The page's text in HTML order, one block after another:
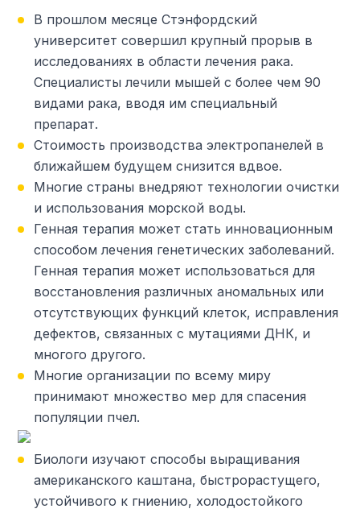
В прошлом месяце Стэнфордский
университет совершил крупный прорыв в
исследованиях в области лечения рака.
Специалисты лечили мышей с более чем 90
видами рака, вводя им специальный
препарат.
Стоимость производства электропанелей в
ближайшем будущем снизится вдвое.
Многие страны внедряют технологии очистки
и использования морской воды.
Генная терапия может стать инновационным
способом лечения генетических заболеваний.
Генная терапия может использоваться для
восстановления различных аномальных или
отсутствующих функций клеток, исправления
дефектов, связанных с мутациями ДНК, и
многого другого.
Многие организации по всему миру
принимают множество мер для спасения
популяции пчел.
Биологи изучают способы выращивания
американского каштана, быстрорастущего,
устойчивого к гниению, холодостойкого